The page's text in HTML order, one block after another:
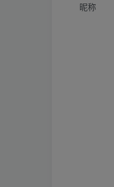
昵称